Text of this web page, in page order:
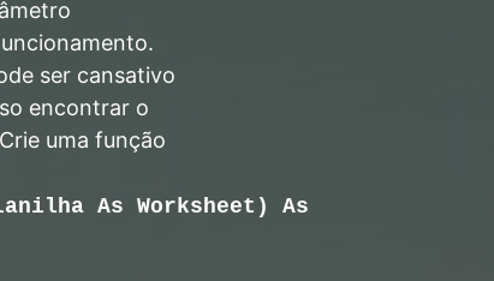
ser cansativo
encontrar o
uma função
As Worksheet) As